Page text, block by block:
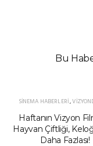
Bu
SINEMA HABERLERI,
Haftanın Vizyon
Hayvan Çiftliği,
Daha Fazlası!